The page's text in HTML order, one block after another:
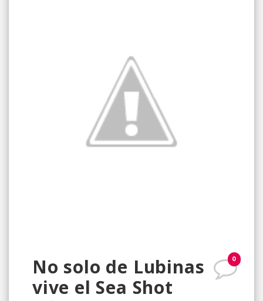
0
No solo de Lubinas
vive el Sea Shot